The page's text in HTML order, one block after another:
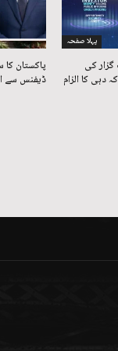
پہلا صفحہ
کی
دہی کا الزام
پاکستان
ڈیفنس سے